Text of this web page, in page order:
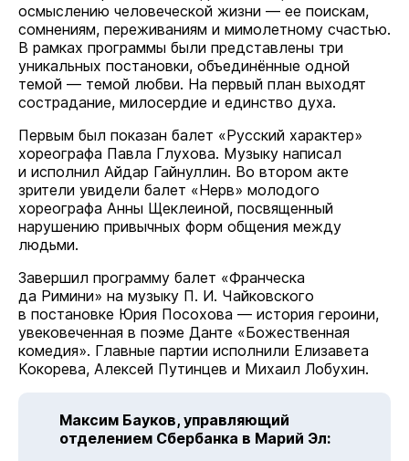
осмыслению человеческой жизни — ее поискам,
сомнениям, переживаниям и мимолетному счастью.
В рамках программы были представлены три
уникальных постановки, объединённые одной
темой — темой любви. На первый план выходят
сострадание, милосердие и единство духа.
Первым был показан балет «Русский характер»
хореографа Павла Глухова. Музыку написал
и исполнил Айдар Гайнуллин. Во втором акте
зрители увидели балет «Нерв» молодого
хореографа Анны Щеклеиной, посвященный
нарушению привычных форм общения между
людьми.
Завершил программу балет «Франческа
да Римини» на музыку П. И. Чайковского
в постановке Юрия Посохова — история героини,
увековеченная в поэме Данте «Божественная
комедия». Главные партии исполнили Елизавета
Кокорева, Алексей Путинцев и Михаил Лобухин.
Максим Бауков, управляющий
отделением Сбербанка в Марий Эл: